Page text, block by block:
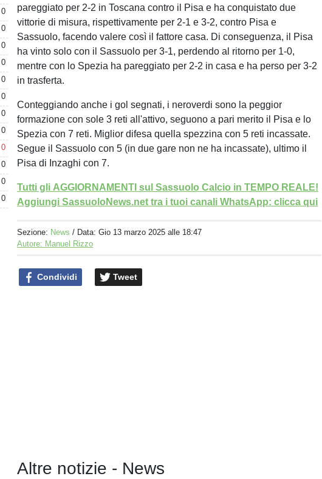
0
0
0
0
0
0
0
0
0
0
0
0
pareggiato per 2-2 in Toscana contro il Pisa e ha conquistato due
vittorie di misura, rispettivamente per 2-1 e 3-2, contro Pisa e
Sassuolo, facendo valere così il fattore casa. Di conseguenza, il Pisa
ha vinto solo con il Sassuolo per 3-1, perdendo al ritorno per 1-0,
mentre con lo Spezia ha pareggiato per 2-2 in casa e ha perso per 3-2
in trasferta.
Conteggiando anche i gol segnati, i neroverdi sono la peggior
formazione con sole 3 reti all'attivo, seguono a pari merito il Pisa e lo
Spezia con 7 reti. Miglior difesa quella spezzina con 5 reti incassate.
Segue il Sassuolo con 5 (in due gare non ne ha incassate), ultimo il
Pisa di Inzaghi con 7.
Tutti gli AGGIORNAMENTI sul Sassuolo Calcio in TEMPO REALE!
Aggiungi SassuoloNews.net tra i tuoi canali WhatsApp: clicca qui
Sezione: News / Data:Gio 13 marzo 2025 alle 18:47
Autore: Manuel Rizzo
Condividi Tweet
Altre notizie - News